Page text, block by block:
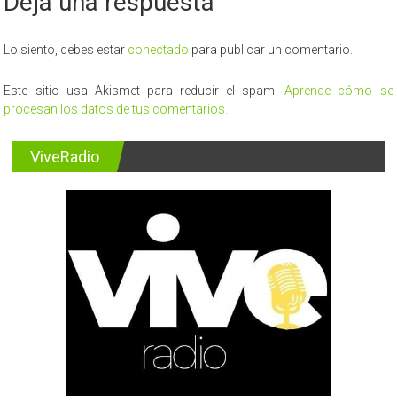
Lo siento, debes estar conectado para publicar un comentario.
Este sitio usa Akismet para reducir el spam.Aprende cómo se
procesan los datos de tus comentarios.
ViveRadio